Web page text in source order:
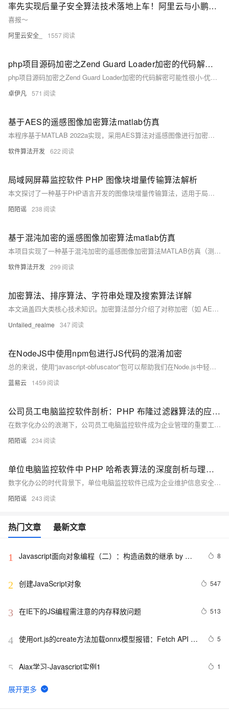
率先实现后量子安全算法技术落地上车！阿里云与小鹏汽车签署后量子加密安全合作协议
喜报～
阿里云安全_ 1557
php项目源码加密之Zend Guard Loader加密的代码解密可能性很小-优雅草卓伊凡
php项目源码加密之Zend Guard Loader加密的代码解密可能性很小-优雅草卓伊凡
卓伊凡 571
基于AES的遥感图像加密算法matlab仿真
本程序基于MATLAB 2022a实现，采用AES算法对遥感图像进行加密与解密。主要步骤包括：将彩色图像灰度化并重置大小为256×256像素，通过AES的字节替换、行移位、列混合及轮密钥加等操作完成加密，随后进行解密并验证图像质量（如PSNR值）。实验结果展示了原图、加密图和解密图，分析了图像直方图、相关性及熵的变化，确保加密安全性与解密后图像质量。该方法适用于保护遥感图像中的敏感信息，在军事、环境监测等领域具有重要应用价值。
软件算法开发 622
局域网屏幕监控软件 PHP 图像块增量传输算法解析
本文探讨了一种基于PHP语言开发的图像块增量传输算法，适用于局域网屏幕监控场景。通过将屏幕图像分块处理、计算哈希值并对比变化区域，该算法显著降低了网络带宽占用，提升了监控效率。在企业管理和远程教育中，该技术可实现终端设备的实时监控与远程管控，同时支持与生物识别等技术融合，拓展应用范围。实验表明，该算法在常规办公场景下可减少90%以上的数据传输量，展现了良好的实时性和优化效果。
陌陌谣 238
基于混沌加密的遥感图像加密算法matlab仿真
本项目实现了一种基于混沌加密的遥感图像加密算法MATLAB仿真（测试版本：MATLAB2022A）。通过Logistic映射与Baker映射生成混沌序列，对遥感图像进行加密和解密处理。程序分析了加解密后图像的直方图、像素相关性、信息熵及解密图像质量等指标。结果显示，加密图像具有良好的随机性和安全性，能有效保护遥感图像中的敏感信息。该算法适用于军事、环境监测等领域，具备加密速度快、密钥空间大、安全性高的特点。
软件算法开发 299
加密算法、排序算法、字符串处理及搜索算法详解
本文涵盖四大类核心技术知识。加密算法部分介绍了对称加密（如 AES）、非对称加密（如 RSA）、哈希摘要（如 SHA-2）、签名算法的特点及密码存储方案（加盐、BCrypt 等）。 排序算法部分分类讲解了比较排序（冒泡、选择、插入、归并、快排、堆排序）和非比较排序（计数、桶、基数排序）的时间复杂度、适用场景及实现思路，强调混合排序的工业应用。 字符串处理部分包括字符串反转的双指针法，及项目中用正则进行表单校验、网页爬取、日志处理的实例。 搜索算法部分详解了二分查找的实现（双指针与中间索引计算）和回溯算法的概念（递归 + 剪枝），以 N 皇后问题为例说明回溯应用。内容全面覆盖算法原理与实践
Unfailed_realme 347
在NodeJS中使用npm包进行JS代码的混淆加密
总的来说，使用“javascript-obfuscator”包可以帮助我们在Node.js中轻松地混淆JavaScript代码。通过合理的配置，我们可以使混淆后的代码更难以理解，从而提高代码的保密性。
蓝易云 1459
公司员工电脑监控软件剖析：PHP 布隆过滤器算法的应用与效能探究
在数字化办公的浪潮下，公司员工电脑监控软件成为企业管理的重要工具，它能够帮助企业了解员工的工作状态、保障数据安全以及提升工作效率。然而，随着监控数据量的不断增长，如何高效地处理和查询这些数据成为了关键问题。布隆过滤器（Bloom Filter）作为一种高效的概率型数据结构，在公司员工电脑监控软件中展现出独特的优势，本文将深入探讨 PHP 语言实现的布隆过滤器算法在该软件中的应用。
陌陌谣 234
单位电脑监控软件中 PHP 哈希表算法的深度剖析与理论探究
数字化办公的时代背景下，单位电脑监控软件已成为企业维护信息安全、提升工作效率的关键工具。此类软件可全面监测员工的电脑操作行为，收集海量数据，故而高效管理和处理这些数据显得尤为重要。数据结构与算法在此过程中发挥着核心作用。本文将聚焦于哈希表这一在单位电脑监控软件中广泛应用的数据结构，并通过 PHP 语言实现相关功能，为优化单位电脑监控软件提供技术支持。
陌陌谣 243
热门文章 最新文章
1
Javascript面向对象编程（二）：构造函数的继承 by 阮
8
2 创建JavaScript对象 547
3 在IE下的JS编程需注意的内存释放问题 513
4 使用ort.js的create方法加载onnx模型报错：Fetch API
5
5 Ajax学习-Javascript实例1 1
6
【01】完成新年倒计时页面-蛇年新年快乐倒计时领取礼